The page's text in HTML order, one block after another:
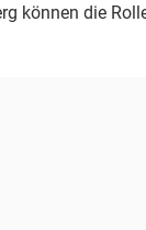
können die